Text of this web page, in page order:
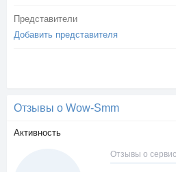
Представители
Добавить представителя
Отзывы о Wow-Smm
Активность
Отзывы о